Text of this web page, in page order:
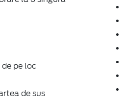
pe loc
de sus